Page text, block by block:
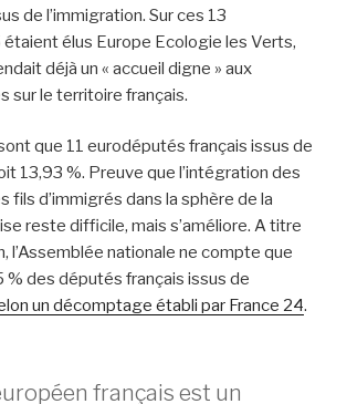
de l’immigration. Sur ces 13
élus Europe Ecologie les Verts,
déjà un « accueil digne » aux
sur le territoire français.
que 11 eurodéputés français issus de
13,93 %. Preuve que l’intégration des
fils d’immigrés dans la sphère de la
reste difficile, mais s’améliore. A titre
l’Assemblée nationale ne compte que
des députés français issus de
un décomptage établi par France 24.
français est un